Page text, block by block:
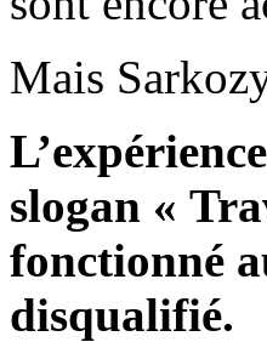
Mais
slogan «
fonctionné
disqualifié.